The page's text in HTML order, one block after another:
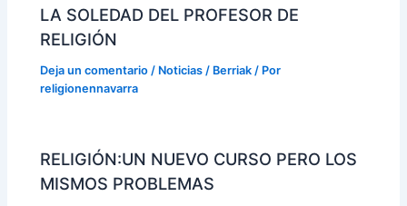
LA SOLEDAD DEL PROFESOR DE
RELIGIÓN
Deja un comentario / Noticias / Berriak / Por
religionennavarra
RELIGIÓN:UN NUEVO CURSO PERO LOS
MISMOS PROBLEMAS